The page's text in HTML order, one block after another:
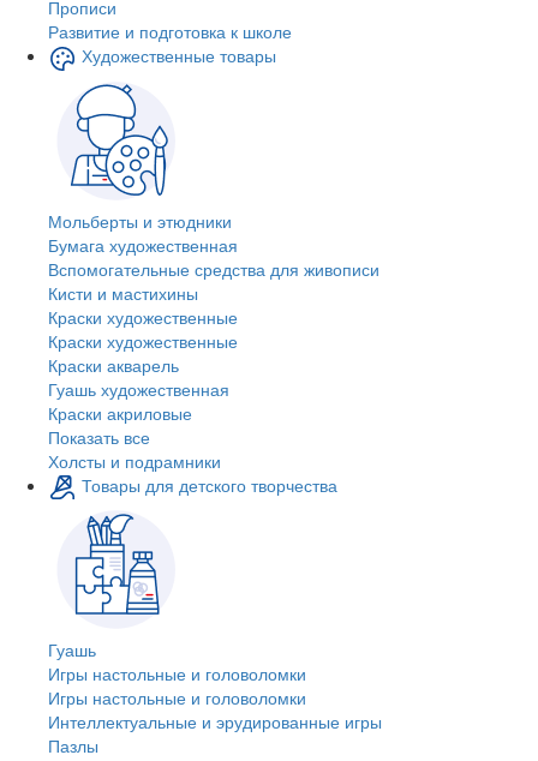
Прописи
Развитие и подготовка к школе
Художественные товары
Мольберты и этюдники
Бумага художественная
Вспомогательные средства для живописи
Кисти и мастихины
Краски художественные
Краски художественные
Краски акварель
Гуашь художественная
Краски акриловые
Показать все
Холсты и подрамники
Товары для детского творчества
Гуашь
Игры настольные и головоломки
Игры настольные и головоломки
Интеллектуальные и эрудированные игры
Пазлы